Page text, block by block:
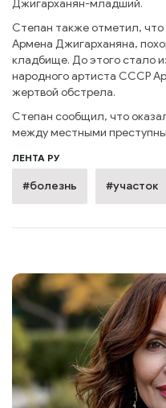
Джигарханян-младший.
Степан также отметил,
Армена Джигарханяна,
кладбище. До этого стало
народного артиста СССР
жертвой обстрела.
Степан сообщил, что
между местными
ЛЕНТА РУ
#болезнь #участок